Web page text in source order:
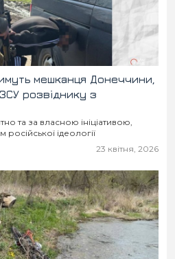
мешканця Донеччини,
розвіднику з
та за власною ініціативою,
ідеології
23 квітня, 2026